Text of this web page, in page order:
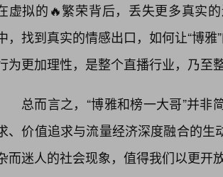
虚拟的🔥繁荣背后，丢失更多真实
，找到真实的情感出口，如何让“博
为更加理性，是整个直播行业，乃至
总而言之，“博雅和榜一大哥”并
、价值追求与流量经济深度融合的
而迷人的社会现象，值得我们以更开